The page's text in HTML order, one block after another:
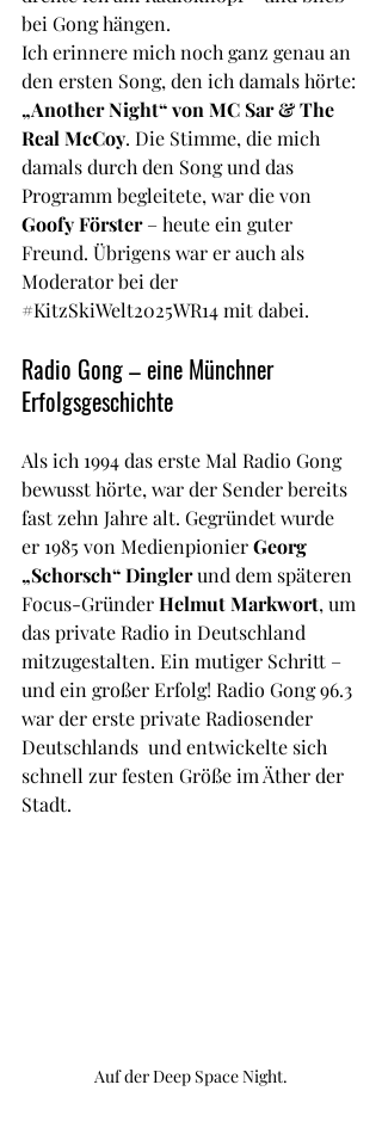
bei Gong hängen.
Ich erinnere mich noch ganz genau an
den ersten Song, den ich damals hörte:
„Another Night“ von MC Sar & The
Real McCoy. Die Stimme, die mich
damals durch den Song und das
Programm begleitete, war die von
Goofy Förster – heute ein guter
Freund. Übrigens war er auch als
Moderator bei der
#KitzSkiWelt2025WR14 mit dabei.
Radio Gong – eine Münchner
Erfolgsgeschichte
Als ich 1994 das erste Mal Radio Gong
bewusst hörte, war der Sender bereits
fast zehn Jahre alt. Gegründet wurde
er 1985 von Medienpionier Georg
„Schorsch“ Dingler und dem späteren
Focus-Gründer Helmut Markwort, um
das private Radio in Deutschland
mitzugestalten. Ein mutiger Schritt –
und ein großer Erfolg! Radio Gong 96.3
war der erste private Radiosender
Deutschlands  und entwickelte sich
schnell zur festen Größe im Äther der
Stadt.
Auf der Deep Space Night.